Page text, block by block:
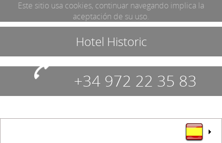
Este sitio usa cookies, continuar navegando implica la
aceptación de su uso.
Hotel Historic
+34 972 22 35 83